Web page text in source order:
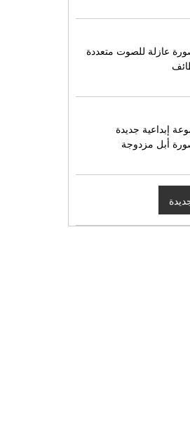
عازلة للصوت متعددة
إبداعية جديدة
أبل مزدوجة